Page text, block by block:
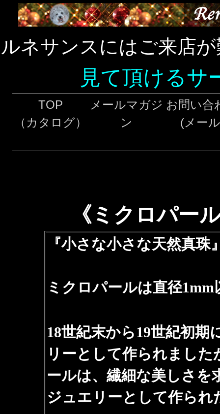
ルネサンスにはご来店
見て頂けるサ
TOP
（カタログ）
メールマガジ
ン
お問い合
(メー
《ミクロパー
『小さな小さな天然真珠
ミクロパールは直径
18世紀末から19世紀初
リーとして作られました
ールは、繊細な美しさを
ジュエリーとして作ら